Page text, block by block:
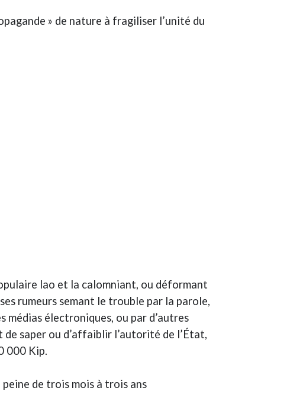
» de nature à fragiliser l’unité du
lao et la calomniant, ou déformant
rumeurs semant le trouble par la parole,
médias électroniques, ou par d’autres
saper ou d’affaiblir l’autorité de l’État,
000 Kip.
peine de trois mois à trois ans